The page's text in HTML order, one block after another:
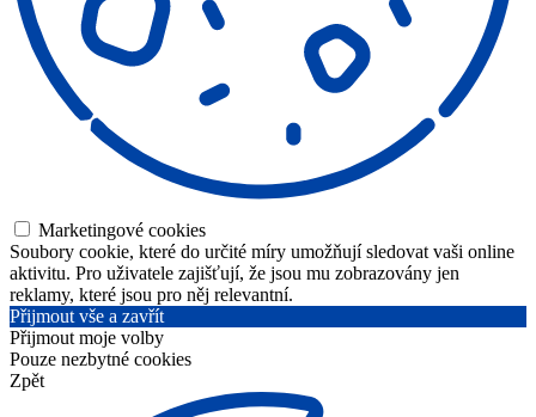
Marketingové cookies
Soubory cookie, které do určité míry umožňují sledovat vaši online
aktivitu. Pro uživatele zajišťují, že jsou mu zobrazovány jen
reklamy, které jsou pro něj relevantní.
Přijmout vše a zavřít
Přijmout moje volby
Pouze nezbytné cookies
Zpět